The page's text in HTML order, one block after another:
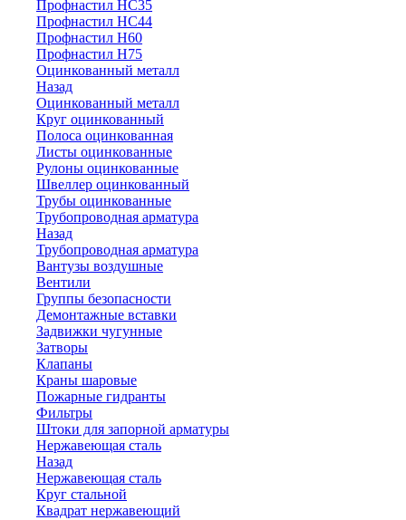
Профнастил НС35
Профнастил НС44
Профнастил Н60
Профнастил Н75
Оцинкованный металл
Назад
Оцинкованный металл
Круг оцинкованный
Полоса оцинкованная
Листы оцинкованные
Рулоны оцинкованные
Швеллер оцинкованный
Трубы оцинкованные
Трубопроводная арматура
Назад
Трубопроводная арматура
Вантузы воздушные
Вентили
Группы безопасности
Демонтажные вставки
Задвижки чугунные
Затворы
Клапаны
Краны шаровые
Пожарные гидранты
Фильтры
Штоки для запорной арматуры
Нержавеющая сталь
Назад
Нержавеющая сталь
Круг стальной
Квадрат нержавеющий